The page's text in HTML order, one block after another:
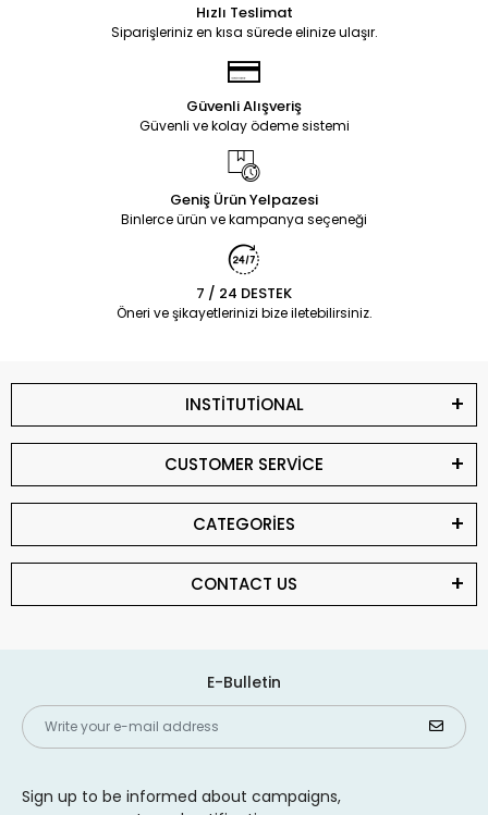
Hızlı Teslimat
Siparişleriniz en kısa sürede elinize ulaşır.
Güvenli Alışveriş
Güvenli ve kolay ödeme sistemi
Geniş Ürün Yelpazesi
Binlerce ürün ve kampanya seçeneği
7 / 24 DESTEK
Öneri ve şikayetlerinizi bize iletebilirsiniz.
INSTİTUTİONAL
CUSTOMER SERVİCE
CATEGORİES
CONTACT US
E-Bulletin
Sign up to be informed about campaigns,